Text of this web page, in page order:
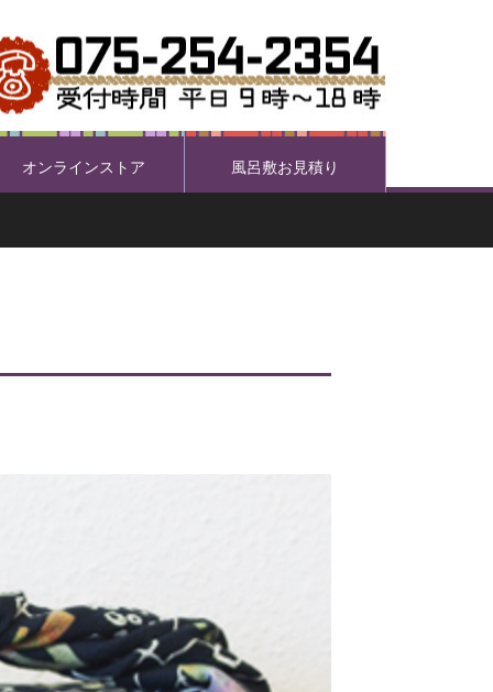
オンラインストア 風呂敷お見積り